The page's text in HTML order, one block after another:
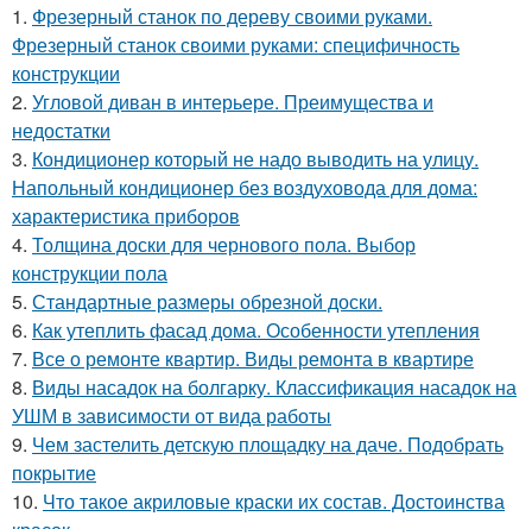
1. Фрезерный станок по дереву своими руками.
Фрезерный станок своими руками: специфичность
конструкции
2. Угловой диван в интерьере. Преимущества и
недостатки
3. Кондиционер который не надо выводить на улицу.
Напольный кондиционер без воздуховода для дома:
характеристика приборов
4. Толщина доски для чернового пола. Выбор
конструкции пола
5. Стандартные размеры обрезной доски.
6. Как утеплить фасад дома. Особенности утепления
7. Все о ремонте квартир. Виды ремонта в квартире
8. Виды насадок на болгарку. Классификация насадок на
УШМ в зависимости от вида работы
9. Чем застелить детскую площадку на даче. Подобрать
покрытие
10. Что такое акриловые краски их состав. Достоинства